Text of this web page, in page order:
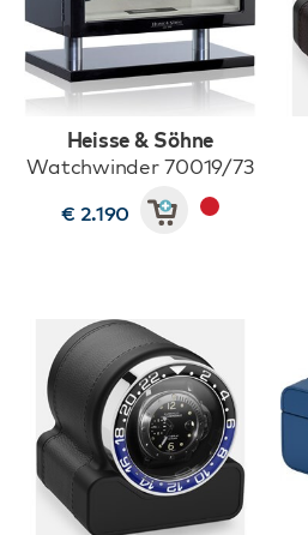
Heisse & Söhne
Watchwinder 70019/73
€ 2.190